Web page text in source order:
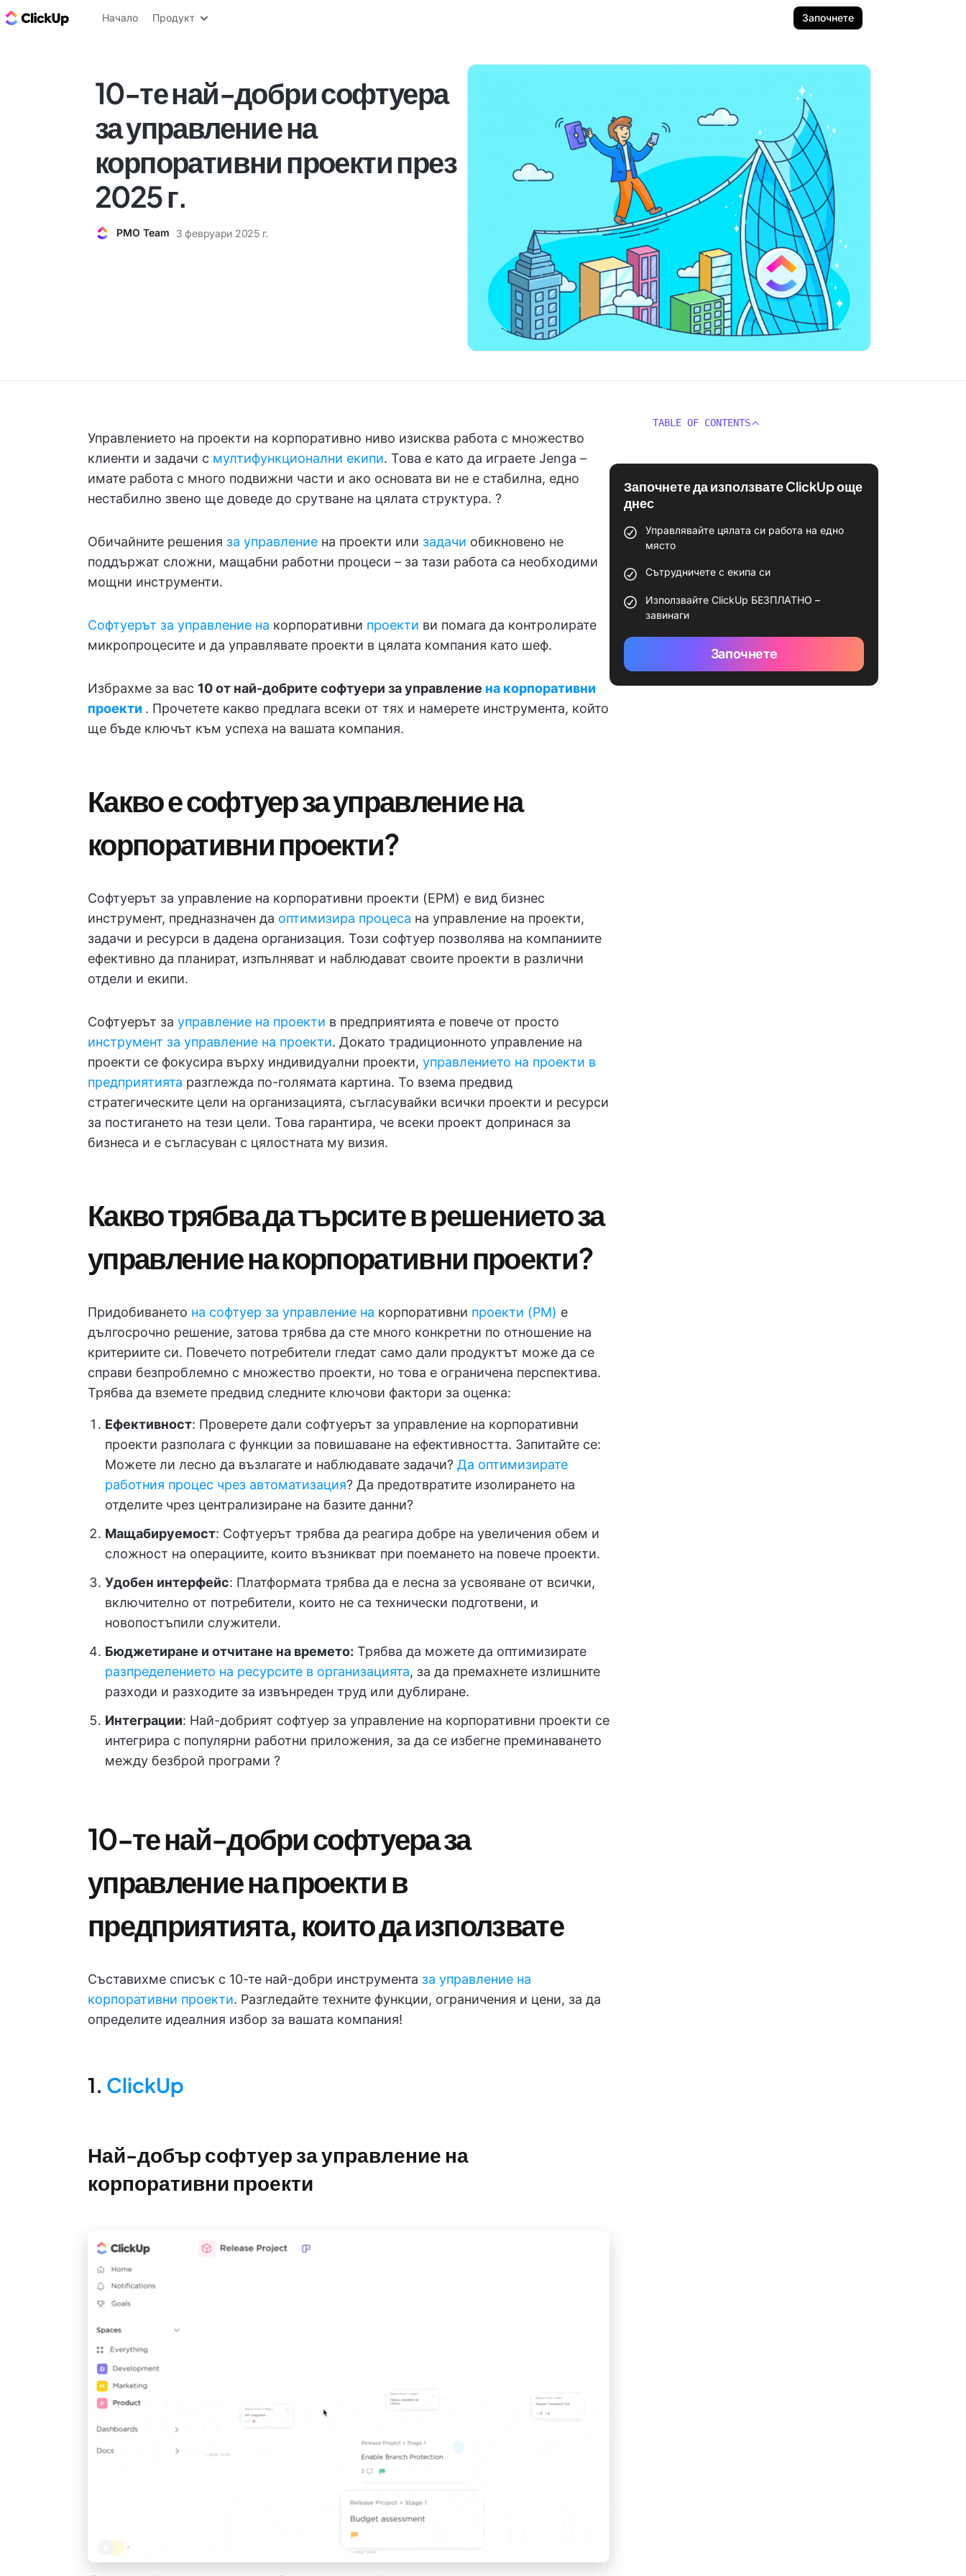
ClickUp блог
Начало Продукт Започнете
10-те най-добри софтуера
за управление на
корпоративни проекти през
2025 г.
PMO Team 3 февруари 2025 г.
Управлението на проекти на корпоративно ниво изисква работа с множество
клиенти и задачи с мултифункционални екипи. Това е като да играете Jenga –
имате работа с много подвижни части и ако основата ви не е стабилна, едно
нестабилно звено ще доведе до срутване на цялата структура. ?
Обичайните решения за управление на проекти или задачи обикновено не
поддържат сложни, мащабни работни процеси – за тази работа са необходими
мощни инструменти.
Софтуерът за управление на корпоративни проекти ви помага да контролирате
микропроцесите и да управлявате проекти в цялата компания като шеф.
Избрахме за вас 10 от най-добрите софтуери за управление на корпоративни
проекти . Прочетете какво предлага всеки от тях и намерете инструмента, който
ще бъде ключът към успеха на вашата компания.
Какво е софтуер за управление на
корпоративни проекти?
Софтуерът за управление на корпоративни проекти (EPM) е вид бизнес
инструмент, предназначен да оптимизира процеса на управление на проекти,
задачи и ресурси в дадена организация. Този софтуер позволява на компаниите
ефективно да планират, изпълняват и наблюдават своите проекти в различни
отдели и екипи.
Софтуерът за управление на проекти в предприятията е повече от просто
инструмент за управление на проекти. Докато традиционното управление на
проекти се фокусира върху индивидуални проекти, управлението на проекти в
предприятията разглежда по-голямата картина. То взема предвид
стратегическите цели на организацията, съгласувайки всички проекти и ресурси
за постигането на тези цели. Това гарантира, че всеки проект допринася за
бизнеса и е съгласуван с цялостната му визия.
Какво трябва да търсите в решението за
управление на корпоративни проекти?
Придобиването на софтуер за управление на корпоративни проекти (PM) е
дългосрочно решение, затова трябва да сте много конкретни по отношение на
критериите си. Повечето потребители гледат само дали продуктът може да се
справи безпроблемно с множество проекти, но това е ограничена перспектива.
Трябва да вземете предвид следните ключови фактори за оценка:
Ефективност: Проверете дали софтуерът за управление на корпоративни
проекти разполага с функции за повишаване на ефективността. Запитайте се:
Можете ли лесно да възлагате и наблюдавате задачи? Да оптимизирате
работния процес чрез автоматизация? Да предотвратите изолирането на
отделите чрез централизиране на базите данни?
Мащабируемост: Софтуерът трябва да реагира добре на увеличения обем и
сложност на операциите, които възникват при поемането на повече проекти.
Удобен интерфейс: Платформата трябва да е лесна за усвояване от всички,
включително от потребители, които не са технически подготвени, и
новопостъпили служители.
Бюджетиране и отчитане на времето: Трябва да можете да оптимизирате
разпределението на ресурсите в организацията, за да премахнете излишните
разходи и разходите за извънреден труд или дублиране.
Интеграции: Най-добрият софтуер за управление на корпоративни проекти се
интегрира с популярни работни приложения, за да се избегне преминаването
между безброй програми ?
10-те най-добри софтуера за
управление на проекти в
предприятията, които да използвате
Съставихме списък с 10-те най-добри инструмента за управление на
корпоративни проекти. Разгледайте техните функции, ограничения и цени, за да
определите идеалния избор за вашата компания!
1. ClickUp
Най-добър софтуер за управление на
корпоративни проекти
TABLE OF CONTENTS
Започнете да използвате ClickUp още
днес
Управлявайте цялата си работа на едно
място
Сътрудничете с екипа си
Използвайте ClickUp БЕЗПЛАТНО –
завинаги
Започнете